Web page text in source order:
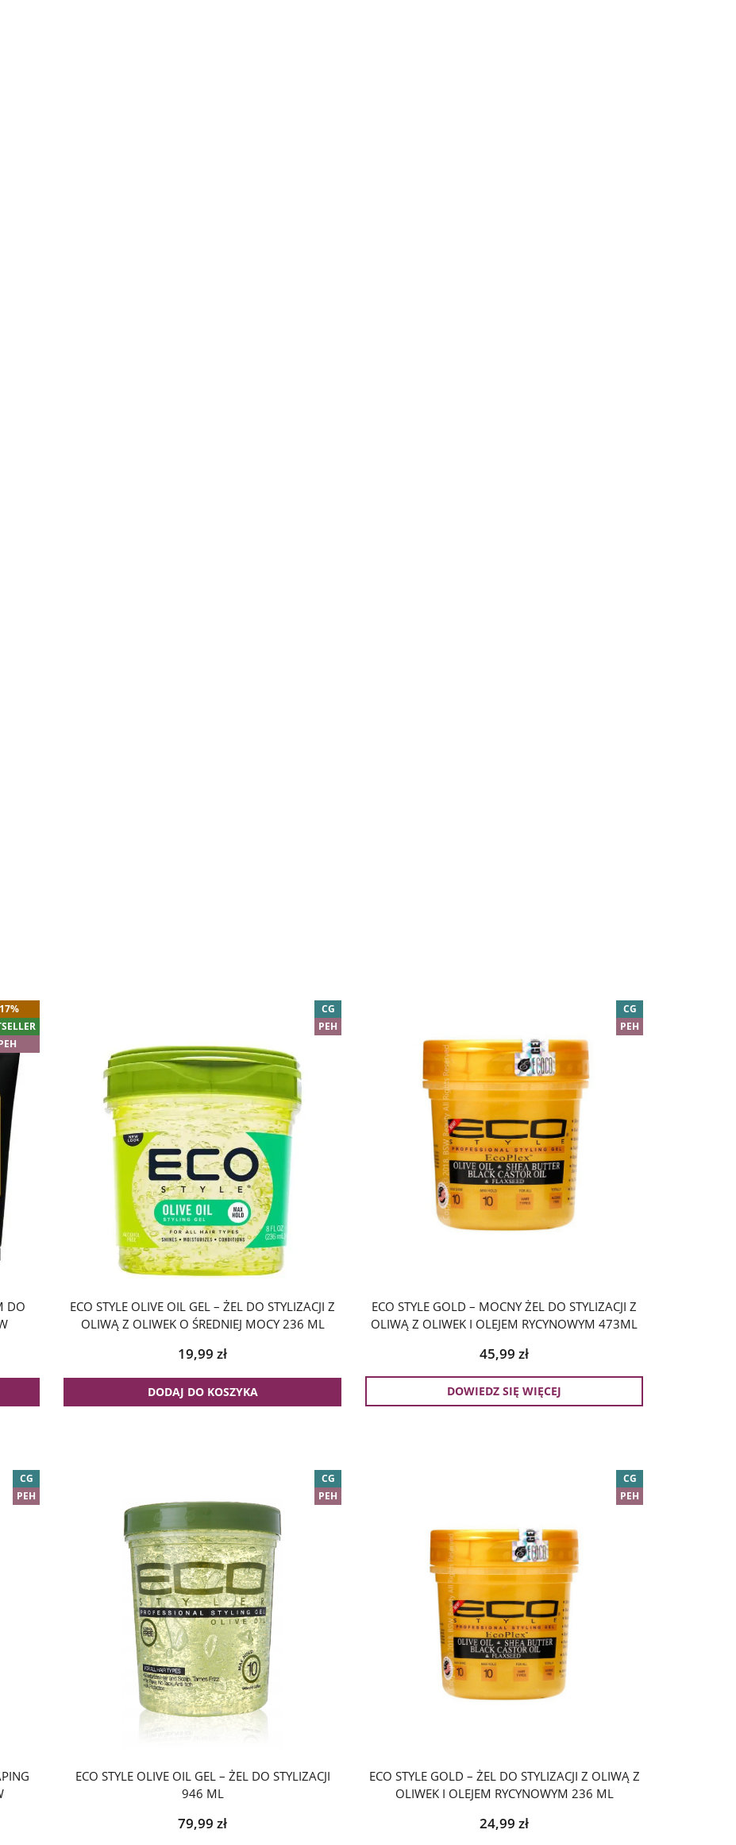
DO
CG
PEH
ECO STYLE OLIVE OIL GEL – ŻEL DO STYLIZACJI Z
OLIWĄ Z OLIWEK O ŚREDNIEJ MOCY 236 ML
19,99 zł
DODAJ DO KOSZYKA
CG
PEH
ECO STYLE GOLD – MOCNY ŻEL DO STYLIZACJI Z
OLIWĄ Z OLIWEK I OLEJEM RYCYNOWYM 473ML
45,99 zł
DOWIEDZ SIĘ WIĘCEJ
CG
PEH
CG
PEH
ECO STYLE OLIVE OIL GEL – ŻEL DO STYLIZACJI
946 ML
79,99 zł
CG
PEH
ECO STYLE GOLD – ŻEL DO STYLIZACJI Z OLIWĄ Z
OLIWEK I OLEJEM RYCYNOWYM 236 ML
24,99 zł